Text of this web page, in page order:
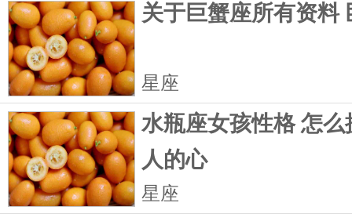
关于巨蟹座所有资料
星座
水瓶座女孩性格 怎
人的心
星座